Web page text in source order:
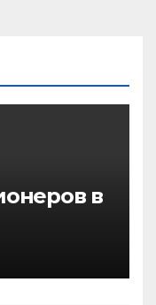
в
услуги